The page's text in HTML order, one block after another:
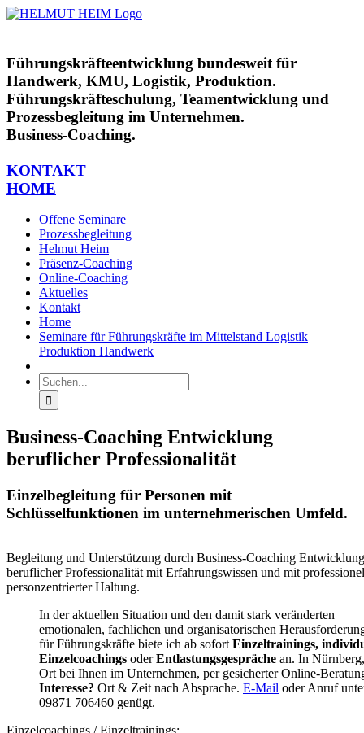
Zum
Führungskräfteentwicklung bundesweit für
Handwerk, KMU, Logistik, Produktion.
Führungskräfteschulung, Teamentwicklung und
Prozessbegleitung im Unternehmen.
Business-Coaching.
KONTAKT
HOME
Offene Seminare
Prozessbegleitung
Helmut Heim
Präsenz-Coaching
Online-Coaching
Aktuelles
Kontakt
Home
Seminare für Führungskräfte im Mittelstand Logistik
Produktion Handwerk
Suche
nach:
Business-Coaching Entwicklung
beruflicher Professionalität
Einzelbegleitung für Personen mit
Schlüsselfunktionen im unternehmerischen Umfeld.
Begleitung und Unterstützung durch Business-Coaching Entwicklung
beruflicher Professionalität mit Erfahrungswissen und mit
personzentrierter Haltung.
In der aktuellen Situation und den damit stark veränderten
emotionalen, fachlichen und organisatorischen
für Führungskräfte biete ich ab sofort Einzeltrainings,
Einzelcoachings oderEntlastungsgespräche an. In
Ort bei Ihnen im Unternehmen, per gesicherter Online-
Interesse? Ort & Zeit nach Absprache. E-Mail oder Anruf
09871 706460 genügt.
Einzelcoachings / Einzeltrainings: